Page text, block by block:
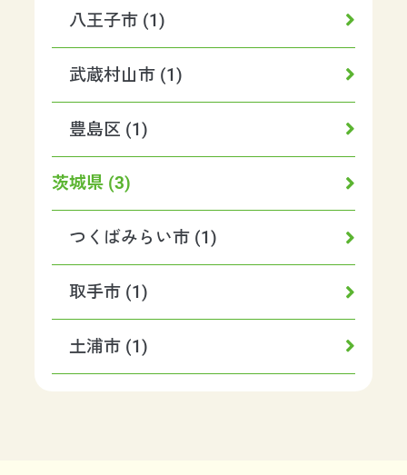
八王子市 (1)
武蔵村山市 (1)
豊島区 (1)
茨城県 (3)
つくばみらい市 (1)
取手市 (1)
土浦市 (1)